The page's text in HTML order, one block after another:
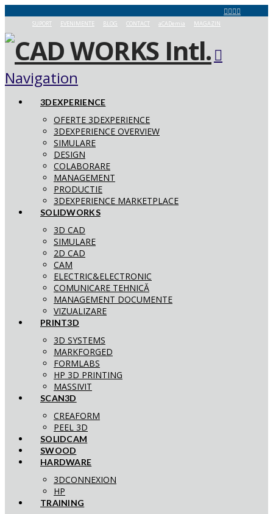
SUPORT EVENIMENTE BLOG CONTACT aCADemia MAGAZIN
Navigation
3DEXPERIENCE
OFERTE 3DEXPERIENCE
3DEXPERIENCE OVERVIEW
SIMULARE
DESIGN
COLABORARE
MANAGEMENT
PRODUCTIE
3DEXPERIENCE MARKETPLACE
SOLIDWORKS
3D CAD
SIMULARE
2D CAD
CAM
ELECTRIC&ELECTRONIC
COMUNICARE TEHNICĂ
MANAGEMENT DOCUMENTE
VIZUALIZARE
PRINT3D
3D SYSTEMS
MARKFORGED
FORMLABS
HP 3D PRINTING
MASSIVIT
SCAN3D
CREAFORM
PEEL 3D
SOLIDCAM
SWOOD
HARDWARE
3DCONNEXION
HP
TRAINING